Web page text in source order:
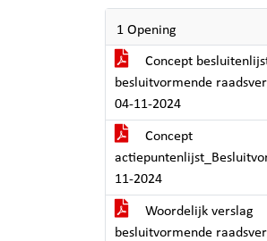
1 Opening
Concept
besluitvormende
04-11-2024
Concept
11-2024
Woordelijk verslag
besluitvormende